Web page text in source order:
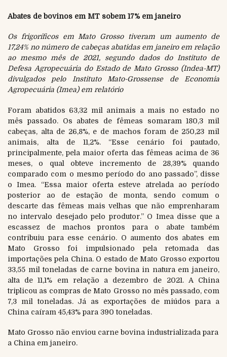
Abates de bovinos em MT sobem 17% em janeiro
Os frigoríficos em Mato Grosso tiveram um aumento de
17,24% no número de cabeças abatidas em janeiro em relação
ao mesmo mês de 2021, segundo dados do Instituto de
Defesa Agropecuária do Estado de Mato Grosso (Indea-MT)
divulgados pelo Instituto Mato-Grossense de Economia
Agropecuária (Imea) em relatório
Foram abatidos 63,32 mil animais a mais no estado no
mês passado. Os abates de fêmeas somaram 180,3 mil
cabeças, alta de 26,8%, e de machos foram de 250,23 mil
animais, alta de 11,2%. “Esse cenário foi pautado,
principalmente, pela maior oferta das fêmeas acima de 36
meses, o qual obteve incremento de 28,39% quando
comparado com o mesmo período do ano passado”, disse
o Imea. “Essa maior oferta esteve atrelada ao período
posterior ao de estação de monta, sendo comum o
descarte das fêmeas mais velhas que não emprenharam
no intervalo desejado pelo produtor.” O Imea disse que a
escassez de machos prontos para o abate também
contribuiu para esse cenário. O aumento dos abates em
Mato Grosso foi impulsionado pela retomada das
importações pela China. O estado de Mato Grosso exportou
33,55 mil toneladas de carne bovina in natura em janeiro,
alta de 11,1% em relação a dezembro de 2021. A China
triplicou as compras de Mato Grosso no mês passado, com
7,3 mil toneladas. Já as exportações de miúdos para a
China caíram 45,43% para 390 toneladas.
Mato Grosso não enviou carne bovina industrializada para
a China em janeiro.